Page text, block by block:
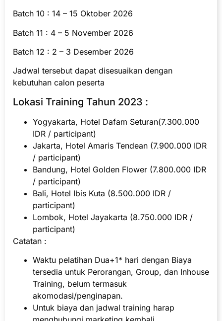
Batch 10 : 14 – 15 Oktober 2026
Batch 11 : 4 – 5 November 2026
Batch 12 : 2 – 3 Desember 2026
Jadwal tersebut dapat disesuaikan dengan
kebutuhan calon peserta
Lokasi Training Tahun 2023 :
Yogyakarta, Hotel Dafam Seturan(7.300.000
IDR / participant)
Jakarta, Hotel Amaris Tendean (7.900.000 IDR
/ participant)
Bandung, Hotel Golden Flower (7.800.000 IDR
/ participant)
Bali, Hotel Ibis Kuta (8.500.000 IDR /
participant)
Lombok, Hotel Jayakarta (8.750.000 IDR /
participant)
Catatan :
Waktu pelatihan Dua+1* hari dengan Biaya
tersedia untuk Perorangan, Group, dan Inhouse
Training, belum termasuk
akomodasi/penginapan.
Untuk biaya dan jadwal training harap